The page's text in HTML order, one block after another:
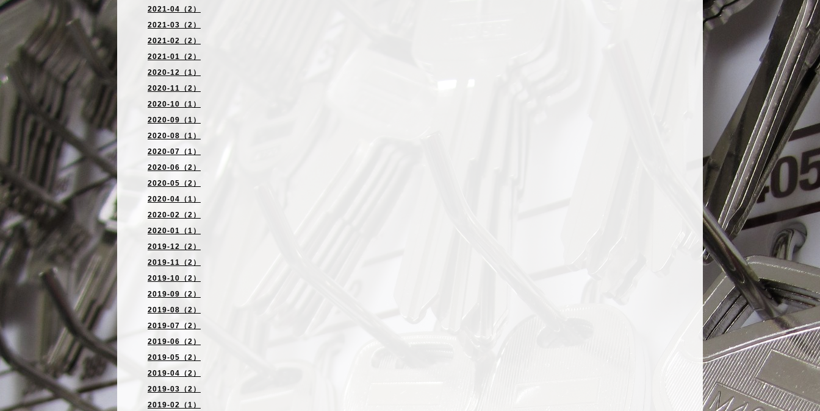
2021-04（2）
2021-03（2）
2021-02（2）
2021-01（2）
2020-12（1）
2020-11（2）
2020-10（1）
2020-09（1）
2020-08（1）
2020-07（1）
2020-06（2）
2020-05（2）
2020-04（1）
2020-02（2）
2020-01（1）
2019-12（2）
2019-11（2）
2019-10（2）
2019-09（2）
2019-08（2）
2019-07（2）
2019-06（2）
2019-05（2）
2019-04（2）
2019-03（2）
2019-02（1）